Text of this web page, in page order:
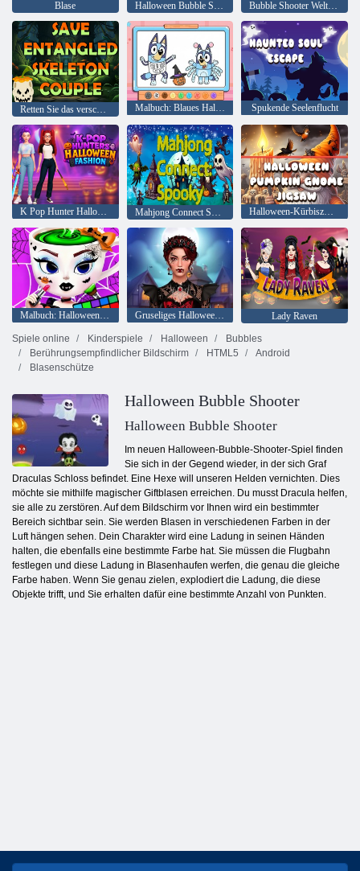
Blase Halloween Bubble Shooter Bubble Shooter Weltmeisterschaft
Malbuch: Blaues Halloween-Kostüm Spukende Seelenflucht
K Pop Hunter Halloween-Mode Mahjong Connect Spooky Halloween-Kürbiszwerg-Puzzle
Malbuch: Halloween Ballerina Cappuccina Gruseliges Halloween-Makeover
Lady Raven
Spiele online
Kinderspiele Halloween
Bubbles
Berührungsempfindlicher Bildschirm
HTML5
Android
Blasenschütze
Halloween Bubble Shooter
Halloween Bubble Shooter
Im neuen Halloween-Bubble-Shooter-Spiel finden
Sie sich in der Gegend wieder, in der sich Graf
Draculas Schloss befindet. Eine Hexe will unseren Helden vernichten. Dies
möchte sie mithilfe magischer Giftblasen erreichen. Du musst Dracula helfen,
sie alle zu zerstören. Auf dem Bildschirm vor Ihnen wird ein bestimmter
Bereich sichtbar sein. Sie werden Blasen in verschiedenen Farben in der
Luft hängen sehen. Dein Charakter wird eine Ladung in seinen Händen
halten, die ebenfalls eine bestimmte Farbe hat. Sie müssen die Flugbahn
festlegen und diese Ladung in Blasenhaufen werfen, die genau die gleiche
Farbe haben. Wenn Sie genau zielen, explodiert die Ladung, die diese
Objekte trifft, und Sie erhalten dafür eine bestimmte Anzahl von Punkten.